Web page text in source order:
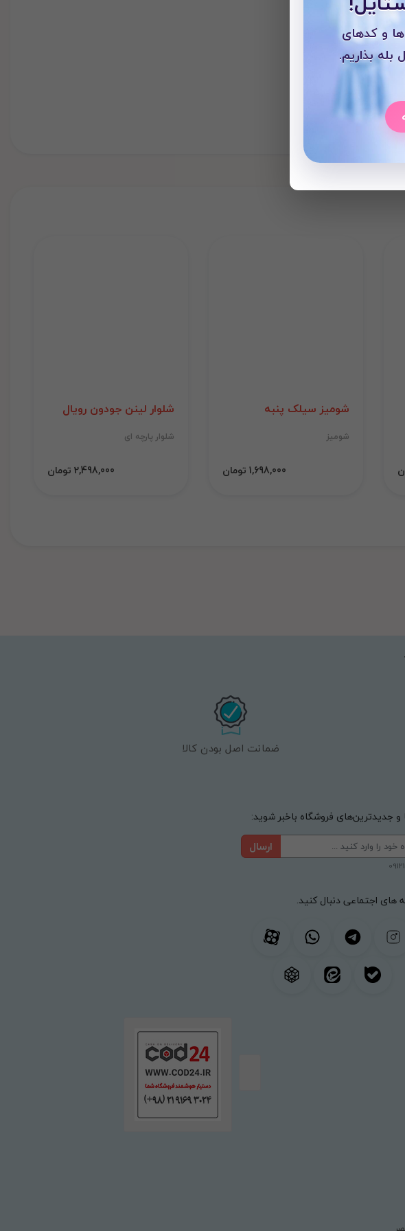
شومیز سیلک پنبه
شومیز
1,698,000 تومان
شلوار لینن جودون رویال
شلوار پارچه ای
2,498,000 تومان
ضمانت اصل بودن کالا
جدیدترین‌های فروشگاه باخبر شوید:
ارسال
های اجتماعی دنبال کنید.
و کدهای
بذاریم.